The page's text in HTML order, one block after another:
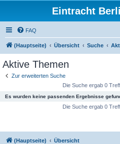
Eintracht
FAQ
(Hauptseite) Übersicht Suche
Aktive Themen
Zur erweiterten Suche
Die Suche ergab 0
Es wurden keine passenden Ergebnisse
Die Suche ergab 0
(Hauptseite) Übersicht